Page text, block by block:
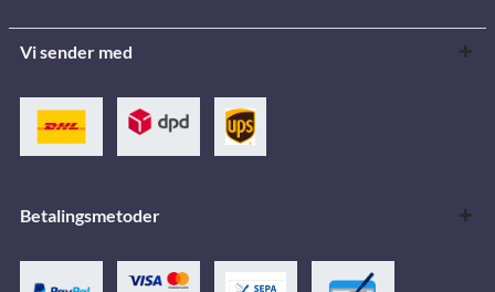
Vi sender med
Betalingsmetoder